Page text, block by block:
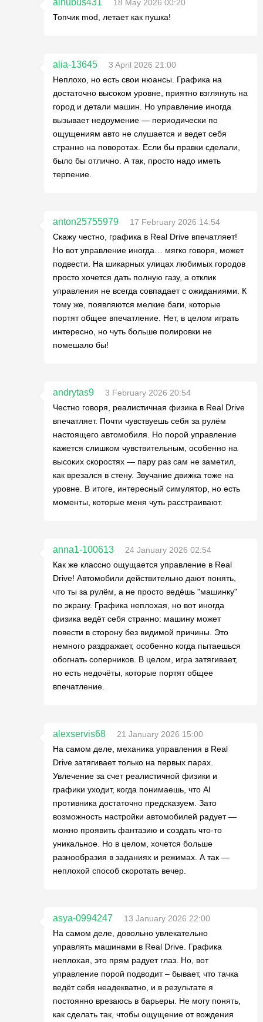
18 May 2026 00:20
Топчик mod, летает как пушка!
alia-13645
3 April 2026 21:00
Неплохо, но есть свои нюансы. Графика на
достаточно высоком уровне, приятно взглянуть на
город и детали машин. Но управление иногда
вызывает недоумение — периодически по
ощущениям авто не слушается и ведет себя
странно на поворотах. Если бы правки сделали,
было бы отлично. А так, просто надо иметь
терпение.
anton25755979
17 February 2026 14:54
Скажу честно, графика в Real Drive впечатляет!
Но вот управление иногда… мягко говоря, может
подвести. На шикарных улицах любимых городов
просто хочется дать полную газу, а отклик
управления не всегда совпадает с ожиданиями. К
тому же, появляются мелкие баги, которые
портят общее впечатление. Нет, в целом играть
интересно, но чуть больше полировки не
помешало бы!
andrytas9
3 February 2026 20:54
Честно говоря, реалистичная физика в Real Drive
впечатляет. Почти чувствуешь себя за рулём
настоящего автомобиля. Но порой управление
кажется слишком чувствительным, особенно на
высоких скоростях — пару раз сам не заметил,
как врезался в стену. Звучание движка тоже на
уровне. В итоге, интересный симулятор, но есть
моменты, которые меня чуть расстраивают.
anna1-100613
24 January 2026 02:54
Как же классно ощущается управление в Real
Drive! Автомобили действительно дают понять,
что ты за рулём, а не просто ведёшь "машинку"
по экрану. Графика неплохая, но вот иногда
физика ведёт себя странно: машину может
повести в сторону без видимой причины. Это
немного раздражает, особенно когда пытаешься
обогнать соперников. В целом, игра затягивает,
но есть недочёты, которые портят общее
впечатление.
alexservis68
21 January 2026 15:00
На самом деле, механика управления в Real
Drive затягивает только на первых парах.
Увлечение за счет реалистичной физики и
графики уходит, когда понимаешь, что AI
противника достаточно предсказуем. Зато
возможность настройки автомобилей радует —
можно проявить фантазию и создать что-то
уникальное. Но в целом, хочется больше
разнообразия в заданиях и режимах. А так —
неплохой способ скоротать вечер.
asya-0994247
13 January 2026 22:00
На самом деле, довольно увлекательно
управлять машинами в Real Drive. Графика
неплохая, это прям радует глаз. Но, вот
управление порой подводит – бывает, что тачка
ведёт себя неадекватно, и в результате я
постоянно врезаюсь в барьеры. Не могу понять,
как сделать так, чтобы ощущение от вождения